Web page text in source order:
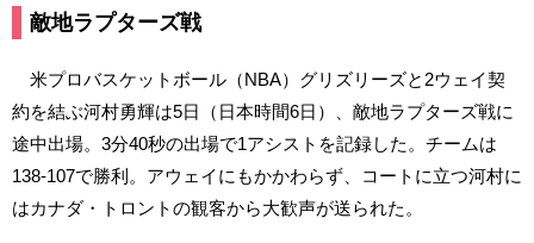
敵地ラプターズ戦
米プロバスケットボール（NBA）グリズリーズと2ウェイ契
約を結ぶ河村勇輝は5日（日本時間6日）、敵地ラプターズ戦に
途中出場。3分40秒の出場で1アシストを記録した。チームは
138-107で勝利。アウェイにもかかわらず、コートに立つ河村に
はカナダ・トロントの観客から大歓声が送られた。